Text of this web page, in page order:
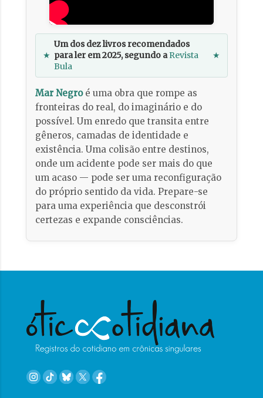
★
Um dos dez livros recomendados
para ler em 2025, segundo aRevista
Bula
★
Mar Negroé uma obra que rompe as
fronteiras do real, do imaginário e do
possível. Um enredo que transita entre
gêneros, camadas de identidade e
existência. Uma colisão entre destinos,
onde um acidente pode ser mais do que
um acaso — pode ser uma reconfiguração
do próprio sentido da vida. Prepare-se
para uma experiência que desconstrói
certezas e expande consciências.